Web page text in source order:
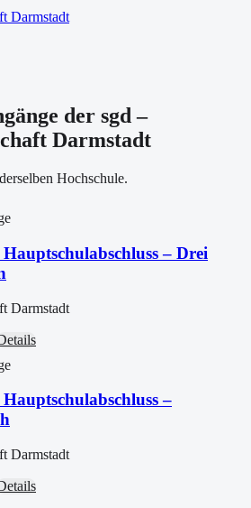
Darmstadt
der sgd –
Darmstadt
Hochschule.
– Drei
Darmstadt
–
Darmstadt